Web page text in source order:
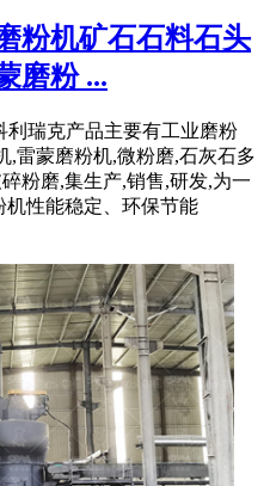
粉机矿石石料石头
磨粉 ...
利瑞克产品主要有工业磨粉
,雷蒙磨粉机,微粉磨,石灰石多
粉磨,集生产,销售,研发,为一
性能稳定、环保节能